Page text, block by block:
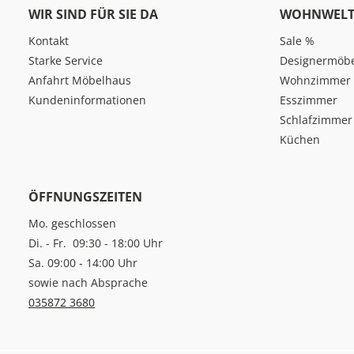
WIR SIND FÜR SIE DA
Kontakt
Starke Service
Anfahrt Möbelhaus
Kundeninformationen
Sale %
Wohnzimmer
Esszimmer
Schlafzimmer
Küchen
ÖFFNUNGSZEITEN
Mo. geschlossen
Di. - Fr. 09:30 - 18:00 Uhr
Sa. 09:00 - 14:00 Uhr
sowie nach Absprache
035872 3680